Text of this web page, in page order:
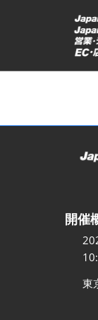
ッ
開催
東